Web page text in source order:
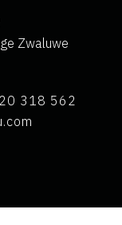
Zwaluwe
318 562